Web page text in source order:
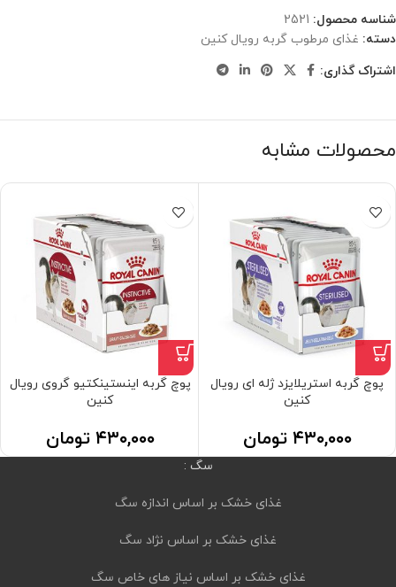
شناسه محصول: 2521
دسته: غذای مرطوب گربه رویال کنین
اشتراک گذاری:
محصولات مشابه
پوچ گربه استریلایزد ژله ای رویال
کنین
۴۳۰,۰۰۰ تومان
پوچ گربه اینستینکتیو گروی رویال
کنین
۴۳۰,۰۰۰ تومان
سگ :
غذای خشک بر اساس اندازه سگ
غذای خشک بر اساس نژاد سگ
غذای خشک بر اساس نیاز های خاص سگ